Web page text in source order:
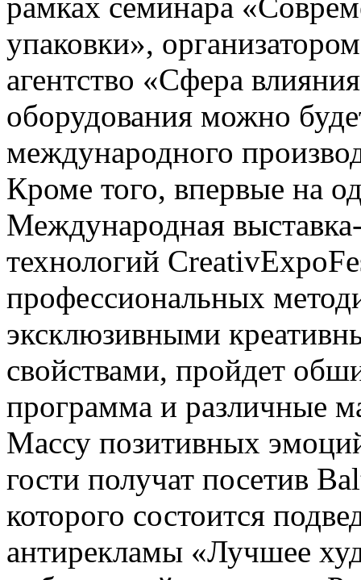
упаковки»,
агентство «Сфера
оборудования можно
международного
Кроме того, впервые на
Международная
технологий
профессиональных
эксклюзивными
свойствами, пройдет
программа и различные
Массу позитивных
гости получат посетив
которого состоится
антирекламы «Лучшее